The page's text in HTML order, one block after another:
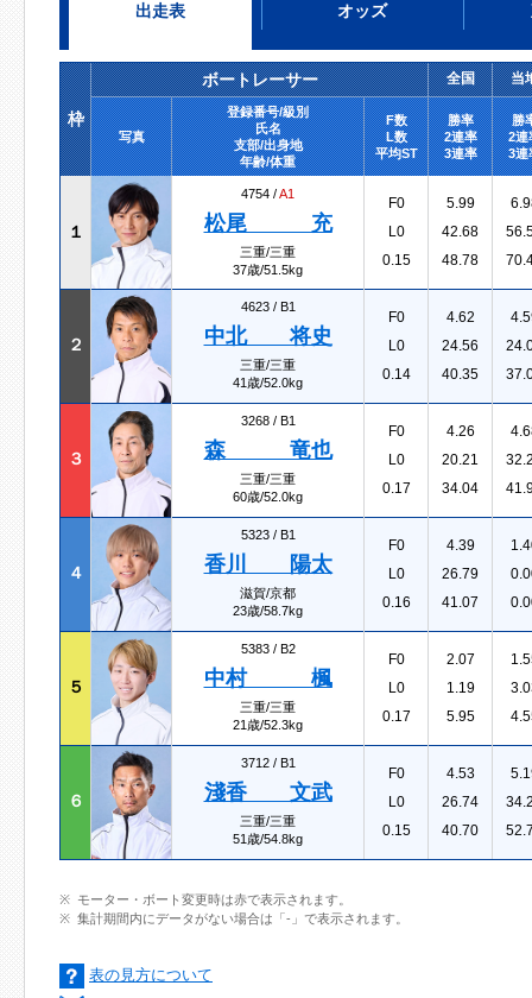
出走表 オッズ
枠
ボートレーサー 全国 当
写真
登録番号/級別
氏名
支部/出身地
年齢/体重
F数
L数
平均ST
勝率
2連率
3連率
勝
2連
3連
１
4754 /A1
松尾 充
三重/三重
37歳/51.5kg
F0
L0
0.15
5.99
42.68
48.78
２
4623 / B1
中北 将史
三重/三重
41歳/52.0kg
F0
L0
0.14
4.62
24.56
40.35
３
3268 / B1
森 竜也
三重/三重
60歳/52.0kg
F0
L0
0.17
4.26
20.21
34.04
４
5323 / B1
香川 陽太
滋賀/京都
23歳/58.7kg
F0
L0
0.16
4.39
26.79
41.07
５
5383 / B2
中村 楓
三重/三重
21歳/52.3kg
F0
L0
0.17
2.07
1.19
5.95
６
3712 / B1
淺香 文武
三重/三重
51歳/54.8kg
F0
L0
0.15
4.53
26.74
40.70
モーター・ボート変更時は赤で表示されます。
集計期間内にデータがない場合は「-」で表示されます。
表の見方について